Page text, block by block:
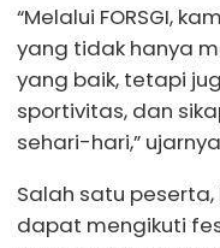
“Melalui FORSGI,
yang tidak hanya
yang baik, tetapi
sportivitas, dan
sehari-hari,”
Salah satu
dapat mengikuti